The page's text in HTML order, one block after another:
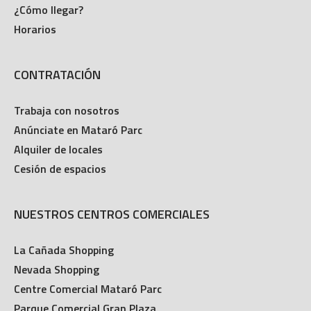
¿Cómo llegar?
Horarios
CONTRATACIÓN
Trabaja con nosotros
Anúnciate en Mataró Parc
Alquiler de locales
Cesión de espacios
NUESTROS CENTROS COMERCIALES
La Cañada Shopping
Nevada Shopping
Centre Comercial Mataró Parc